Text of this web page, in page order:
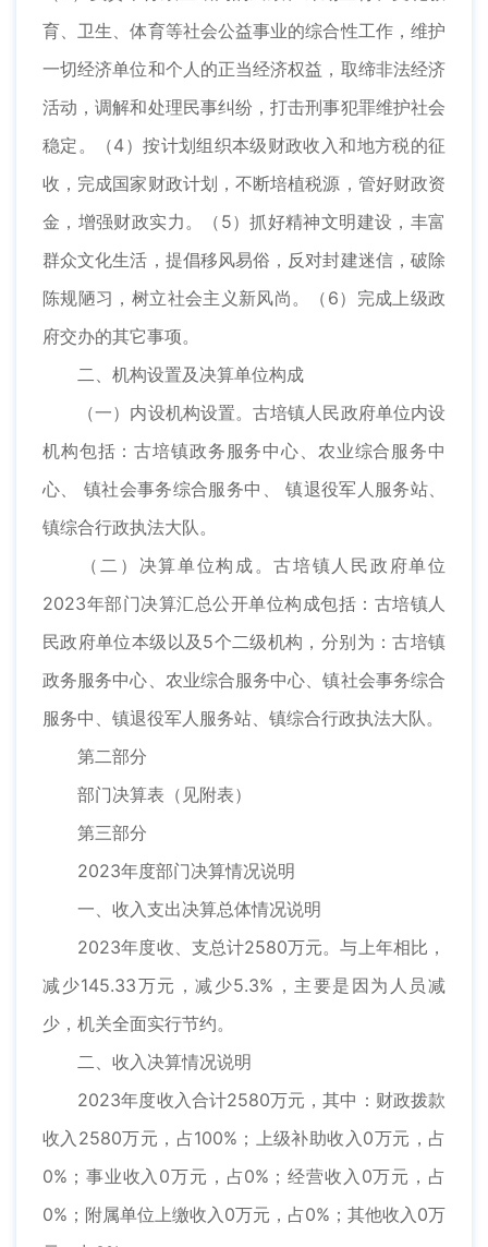
育、卫生、体育等社会公益事业的综合性工作，维护
一切经济单位和个人的正当经济权益，取缔非法经济
活动，调解和处理民事纠纷，打击刑事犯罪维护社会
稳定。（4）按计划组织本级财政收入和地方税的征
收，完成国家财政计划，不断培植税源，管好财政资
金，增强财政实力。（5）抓好精神文明建设，丰富
群众文化生活，提倡移风易俗，反对封建迷信，破除
陈规陋习，树立社会主义新风尚。（6）完成上级政
府交办的其它事项。
二、机构设置及决算单位构成
（一）内设机构设置。古培镇人民政府单位内设
机构包括：古培镇政务服务中心、农业综合服务中
心、 镇社会事务综合服务中、 镇退役军人服务站、
镇综合行政执法大队。
（二）决算单位构成。古培镇人民政府单位
2023年部门决算汇总公开单位构成包括：古培镇人
民政府单位本级以及5个二级机构，分别为：古培镇
政务服务中心、农业综合服务中心、镇社会事务综合
服务中、镇退役军人服务站、镇综合行政执法大队。
第二部分
部门决算表（见附表）
第三部分
2023年度部门决算情况说明
一、收入支出决算总体情况说明
2023年度收、支总计2580万元。与上年相比，
减少145.33万元，减少5.3%，主要是因为人员减
少，机关全面实行节约。
二、收入决算情况说明
2023年度收入合计2580万元，其中：财政拨款
收入2580万元，占100%；上级补助收入0万元，占
0%；事业收入0万元，占0%；经营收入0万元，占
0%；附属单位上缴收入0万元，占0%；其他收入0万